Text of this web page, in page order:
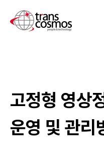
고정형 영상
운영 및 관리